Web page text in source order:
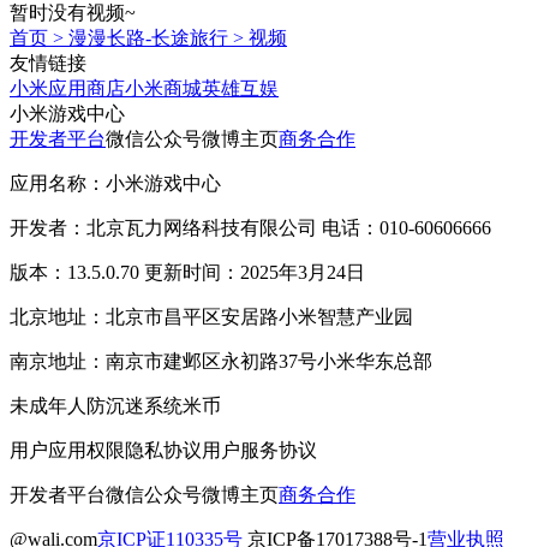
暂时没有视频~
首页 > 漫漫长路-长途旅行 > 视频
友情链接
小米应用商店小米商城英雄互娱
小米游戏中心
开发者平台微信公众号微博主页商务合作
应用名称：小米游戏中心
开发者：北京瓦力网络科技有限公司 电话：010-60606666
版本：13.5.0.70 更新时间：2025年3月24日
北京地址：北京市昌平区安居路小米智慧产业园
南京地址：南京市建邺区永初路37号小米华东总部
未成年人防沉迷系统米币
用户应用权限隐私协议用户服务协议
开发者平台微信公众号微博主页商务合作
@wali.com京ICP证110335号 京ICP备17017388号-1营业执照